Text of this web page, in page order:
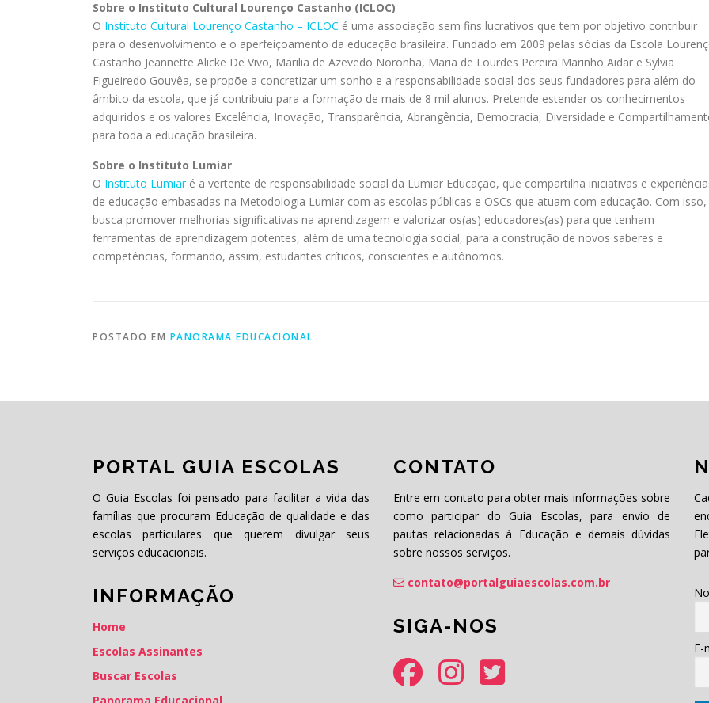
Sobre o Instituto Cultural Lourenço Castanho (ICLOC)
O Instituto Cultural Lourenço Castanho – ICLOC é uma associação sem fins lucrativos que tem por objetivo contribuir
para o desenvolvimento e o aperfeiçoamento da educação brasileira. Fundado em 2009 pelas sócias da Escola
Castanho Jeannette Alicke De Vivo, Marilia de Azevedo Noronha, Maria de Lourdes Pereira Marinho Aidar e Sylvia
Figueiredo Gouvêa, se propõe a concretizar um sonho e a responsabilidade social dos seus fundadores para além do
âmbito da escola, que já contribuiu para a formação de mais de 8 mil alunos. Pretende estender os conhecimentos
adquiridos e os valores Excelência, Inovação, Transparência, Abrangência, Democracia, Diversidade e
para toda a educação brasileira.
Sobre o Instituto Lumiar
O Instituto Lumiaré a vertente de responsabilidade social da Lumiar Educação, que compartilha iniciativas e
de educação embasadas na Metodologia Lumiar com as escolas públicas e OSCs que atuam com educação. Com isso,
busca promover melhorias significativas na aprendizagem e valorizar os(as) educadores(as) para que tenham
ferramentas de aprendizagem potentes, além de uma tecnologia social, para a construção de novos saberes e
competências, formando, assim, estudantes críticos, conscientes e autônomos.
POSTADO EM PANORAMA EDUCACIONAL
PORTAL GUIA ESCOLAS
O Guia Escolas foi pensado para facilitar a vida das
famílias que procuram Educação de qualidade e das
escolas particulares que querem divulgar seus
serviços educacionais.
INFORMAÇÃO
Home
Escolas Assinantes
Buscar Escolas
CONTATO
Entre em contato para obter mais informações sobre
como participar do Guia Escolas, para envio de
pautas relacionadas à Educação e demais dúvidas
sobre nossos serviços.
contato@portalguiaescolas.com.br
SIGA-NOS
E-